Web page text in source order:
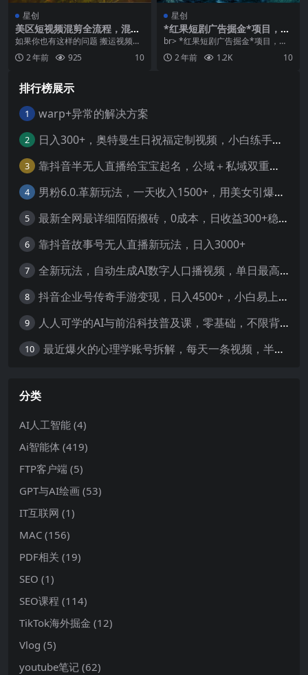
星创
美区短视频混剪全流程，混剪
搬运实战知识，每一步都会详
细解释操作
如果你也有这样的问题 搬运视频没
流量原创成本太大团队辛苦制作出
来账号，却比不上别...
2 年前 925 10
星创
*红果短剧广告掘金*项目，卡
包看广告，单机一天20-30+
br> *红果短剧广告掘金*项目，卡
包看广告，单机一天20-30+【自动
脚本+卡...
2 年前 1.2K 10
排行榜展示
1 warp+异常的解决方案
2 日入300+，奥特曼生日祝福定制视频，小白练手项目-暖阳网
3 靠抖音半无人直播给宝宝起名，公域＋私域双重变现模式
4 男粉6.0.革新玩法，一天收入1500+，用美女引爆得物APP【揭秘】-暖阳网
5 最新全网最详细陌陌搬砖，0成本，日收益300+稳定收入【揭秘】
6 靠抖音故事号无人直播新玩法，日入3000+
7 全新玩法，自动生成AI数字人口播视频，单日最高3000+，能快速上手!-暖阳网
8 抖音企业号传奇手游变现，日入4500+，小白易上手
9 人人可学的AI与前沿科技普及课，零基础，不限背景通俗易懂，深入浅出-暖阳网
10 最近爆火的心理学账号拆解，每天一条视频，半个小时解决，轻松日入三百+-暖阳网
分类
AI人工智能 (4)
Ai智能体 (419)
FTP客户端 (5)
GPT与AI绘画 (53)
IT互联网 (1)
MAC (156)
PDF相关 (19)
SEO (1)
SEO课程 (114)
TikTok海外掘金 (12)
Vlog (5)
youtube笔记 (62)